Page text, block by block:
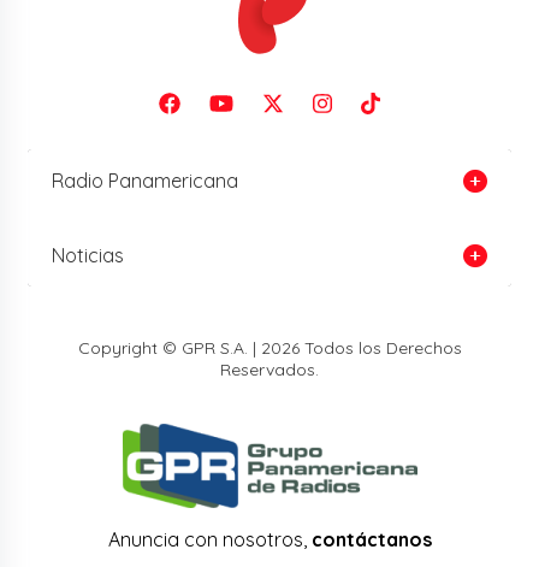
Radio Panamericana
Noticias
Copyright © GPR S.A. | 2026 Todos los Derechos
Reservados.
Anuncia con nosotros, contáctanos